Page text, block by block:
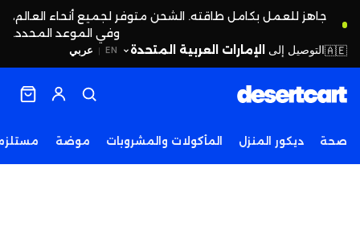
جاهز للعمل بكامل طاقته. الشحن متوفر لجميع أنحاء العالم،
وفي الموعد المحدد.
EN
| عربي 🇦🇪التوصيل إلى الإمارات العربية المتحدة
صحة ديكور المنزل المأكولات والمشروبات موضة